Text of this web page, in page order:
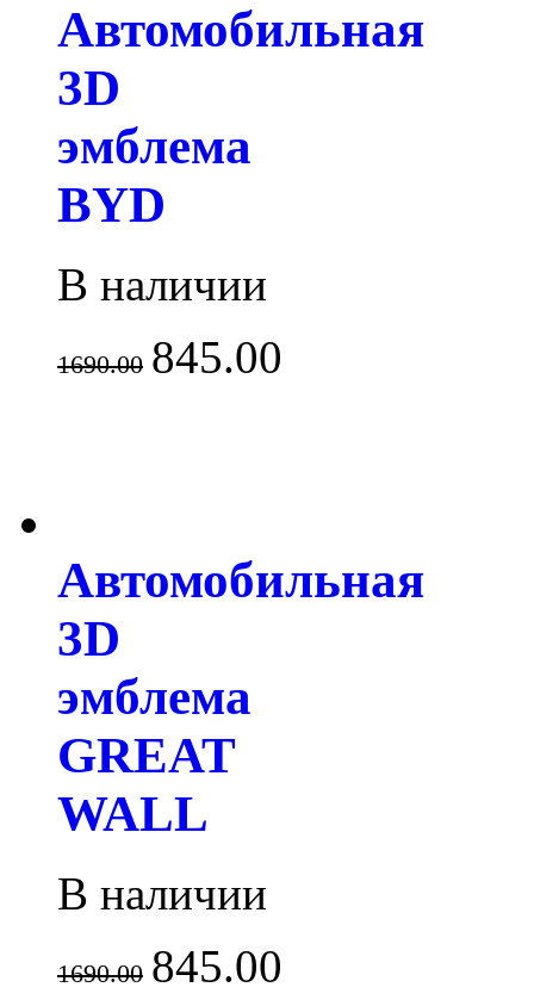
Автомобильная
3D
эмблема
BYD
В наличии
1690.00 845.00
Автомобильная
3D
эмблема
GREAT
WALL
В наличии
1690.00 845.00